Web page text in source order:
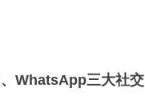
WhatsApp三大社交